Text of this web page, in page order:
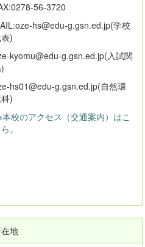
56-3720
hs@edu-g.gsn.ed.jp(学校
)
kyomu@edu-g.gsn.ed.jp(入試関
hs01@edu-g.gsn.ed.jp(自然環
)
本校のアクセス（交通案内）はこ
。
地